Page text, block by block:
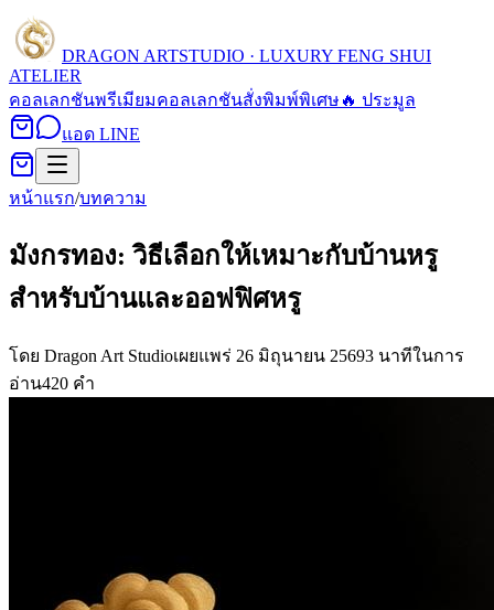
DRAGON ARTSTUDIO · LUXURY FENG SHUI
ATELIER
คอลเลกชันพรีเมียมคอลเลกชันสั่งพิมพ์พิเศษ 🔥 ประมูล
แอด LINE
หน้าแรก/บทความ
มังกรทอง: วิธีเลือกให้เหมาะกับบ้านหรู
สำหรับบ้านและออฟฟิศหรู
โดย Dragon Art Studioเผยแพร่ 26 มิถุนายน 25693 นาทีในการ
อ่าน420 คำ